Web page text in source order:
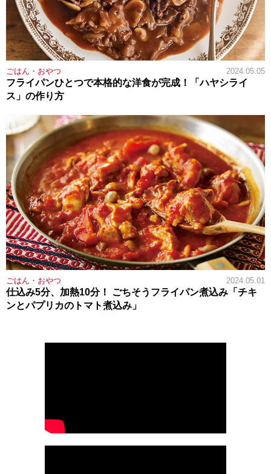
ごはん・おやつ 2024.05.05
フライパンひとつで本格的な洋食が完成！「ハヤシライ
ス」の作り方
ごはん・おやつ 2024.05.01
仕込み5分、加熱10分！ ごちそうフライパン煮込み「チキ
ンとパプリカのトマト煮込み」